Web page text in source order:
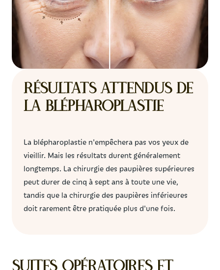
Résultats attendus de
la blépharoplastie
La blépharoplastie n'empêchera pas vos yeux de
vieillir. Mais les résultats durent généralement
longtemps. La chirurgie des paupières supérieures
peut durer de cinq à sept ans à toute une vie,
tandis que la chirurgie des paupières inférieures
doit rarement être pratiquée plus d'une fois.
Suites opératoires et